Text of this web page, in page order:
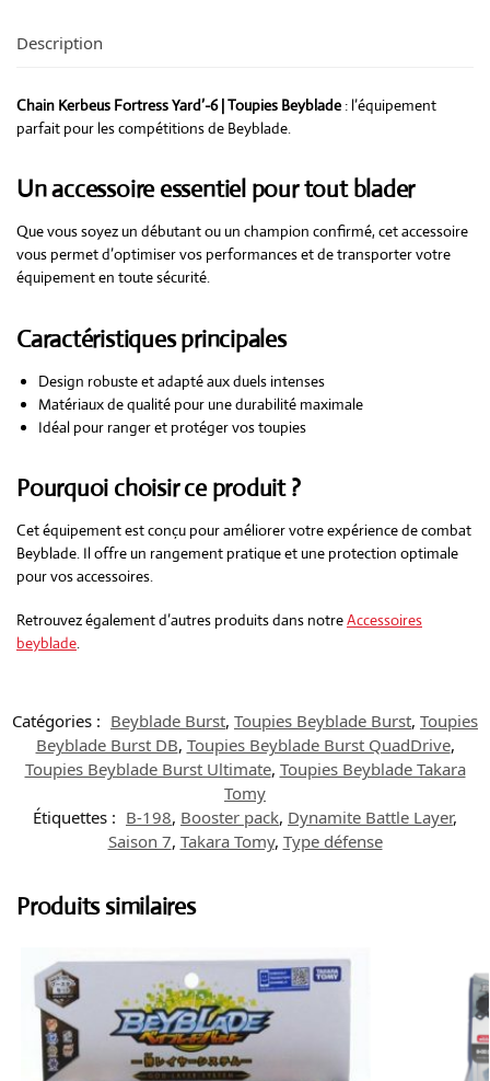
Description
Chain Kerbeus Fortress Yard’-6 | Toupies Beyblade : l’équipement
parfait pour les compétitions de Beyblade.
Un accessoire essentiel pour tout blader
Que vous soyez un débutant ou un champion confirmé, cet accessoire
vous permet d’optimiser vos performances et de transporter votre
équipement en toute sécurité.
Caractéristiques principales
Design robuste et adapté aux duels intenses
Matériaux de qualité pour une durabilité maximale
Idéal pour ranger et protéger vos toupies
Pourquoi choisir ce produit ?
Cet équipement est conçu pour améliorer votre expérience de combat
Beyblade. Il offre un rangement pratique et une protection optimale
pour vos accessoires.
Retrouvez également d’autres produits dans notreAccessoires
beyblade.
Catégories : Beyblade Burst, Toupies Beyblade Burst, Toupies
Beyblade Burst DB, Toupies Beyblade Burst QuadDrive,
Toupies Beyblade Burst Ultimate, Toupies Beyblade Takara
Tomy
Étiquettes : B-198, Booster pack, Dynamite Battle Layer,
Saison 7, Takara Tomy, Type défense
Produits similaires